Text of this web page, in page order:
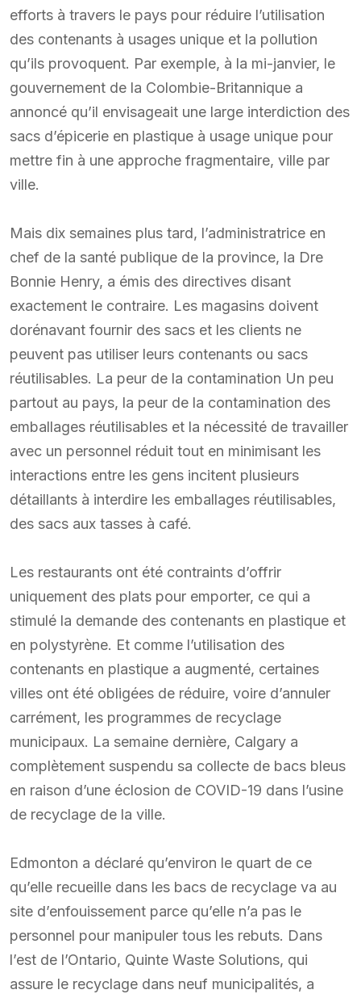
efforts à travers le pays pour réduire l’utilisation
des contenants à usages unique et la pollution
qu’ils provoquent. Par exemple, à la mi-janvier, le
gouvernement de la Colombie-Britannique a
annoncé qu’il envisageait une large interdiction des
sacs d’épicerie en plastique à usage unique pour
mettre fin à une approche fragmentaire, ville par
ville.
Mais dix semaines plus tard, l’administratrice en
chef de la santé publique de la province, la Dre
Bonnie Henry, a émis des directives disant
exactement le contraire. Les magasins doivent
dorénavant fournir des sacs et les clients ne
peuvent pas utiliser leurs contenants ou sacs
réutilisables. La peur de la contamination Un peu
partout au pays, la peur de la contamination des
emballages réutilisables et la nécessité de travailler
avec un personnel réduit tout en minimisant les
interactions entre les gens incitent plusieurs
détaillants à interdire les emballages réutilisables,
des sacs aux tasses à café.
Les restaurants ont été contraints d’offrir
uniquement des plats pour emporter, ce qui a
stimulé la demande des contenants en plastique et
en polystyrène. Et comme l’utilisation des
contenants en plastique a augmenté, certaines
villes ont été obligées de réduire, voire d’annuler
carrément, les programmes de recyclage
municipaux. La semaine dernière, Calgary a
complètement suspendu sa collecte de bacs bleus
en raison d’une éclosion de COVID-19 dans l’usine
de recyclage de la ville.
Edmonton a déclaré qu’environ le quart de ce
qu’elle recueille dans les bacs de recyclage va au
site d’enfouissement parce qu’elle n’a pas le
personnel pour manipuler tous les rebuts. Dans
l’est de l’Ontario, Quinte Waste Solutions, qui
assure le recyclage dans neuf municipalités, a